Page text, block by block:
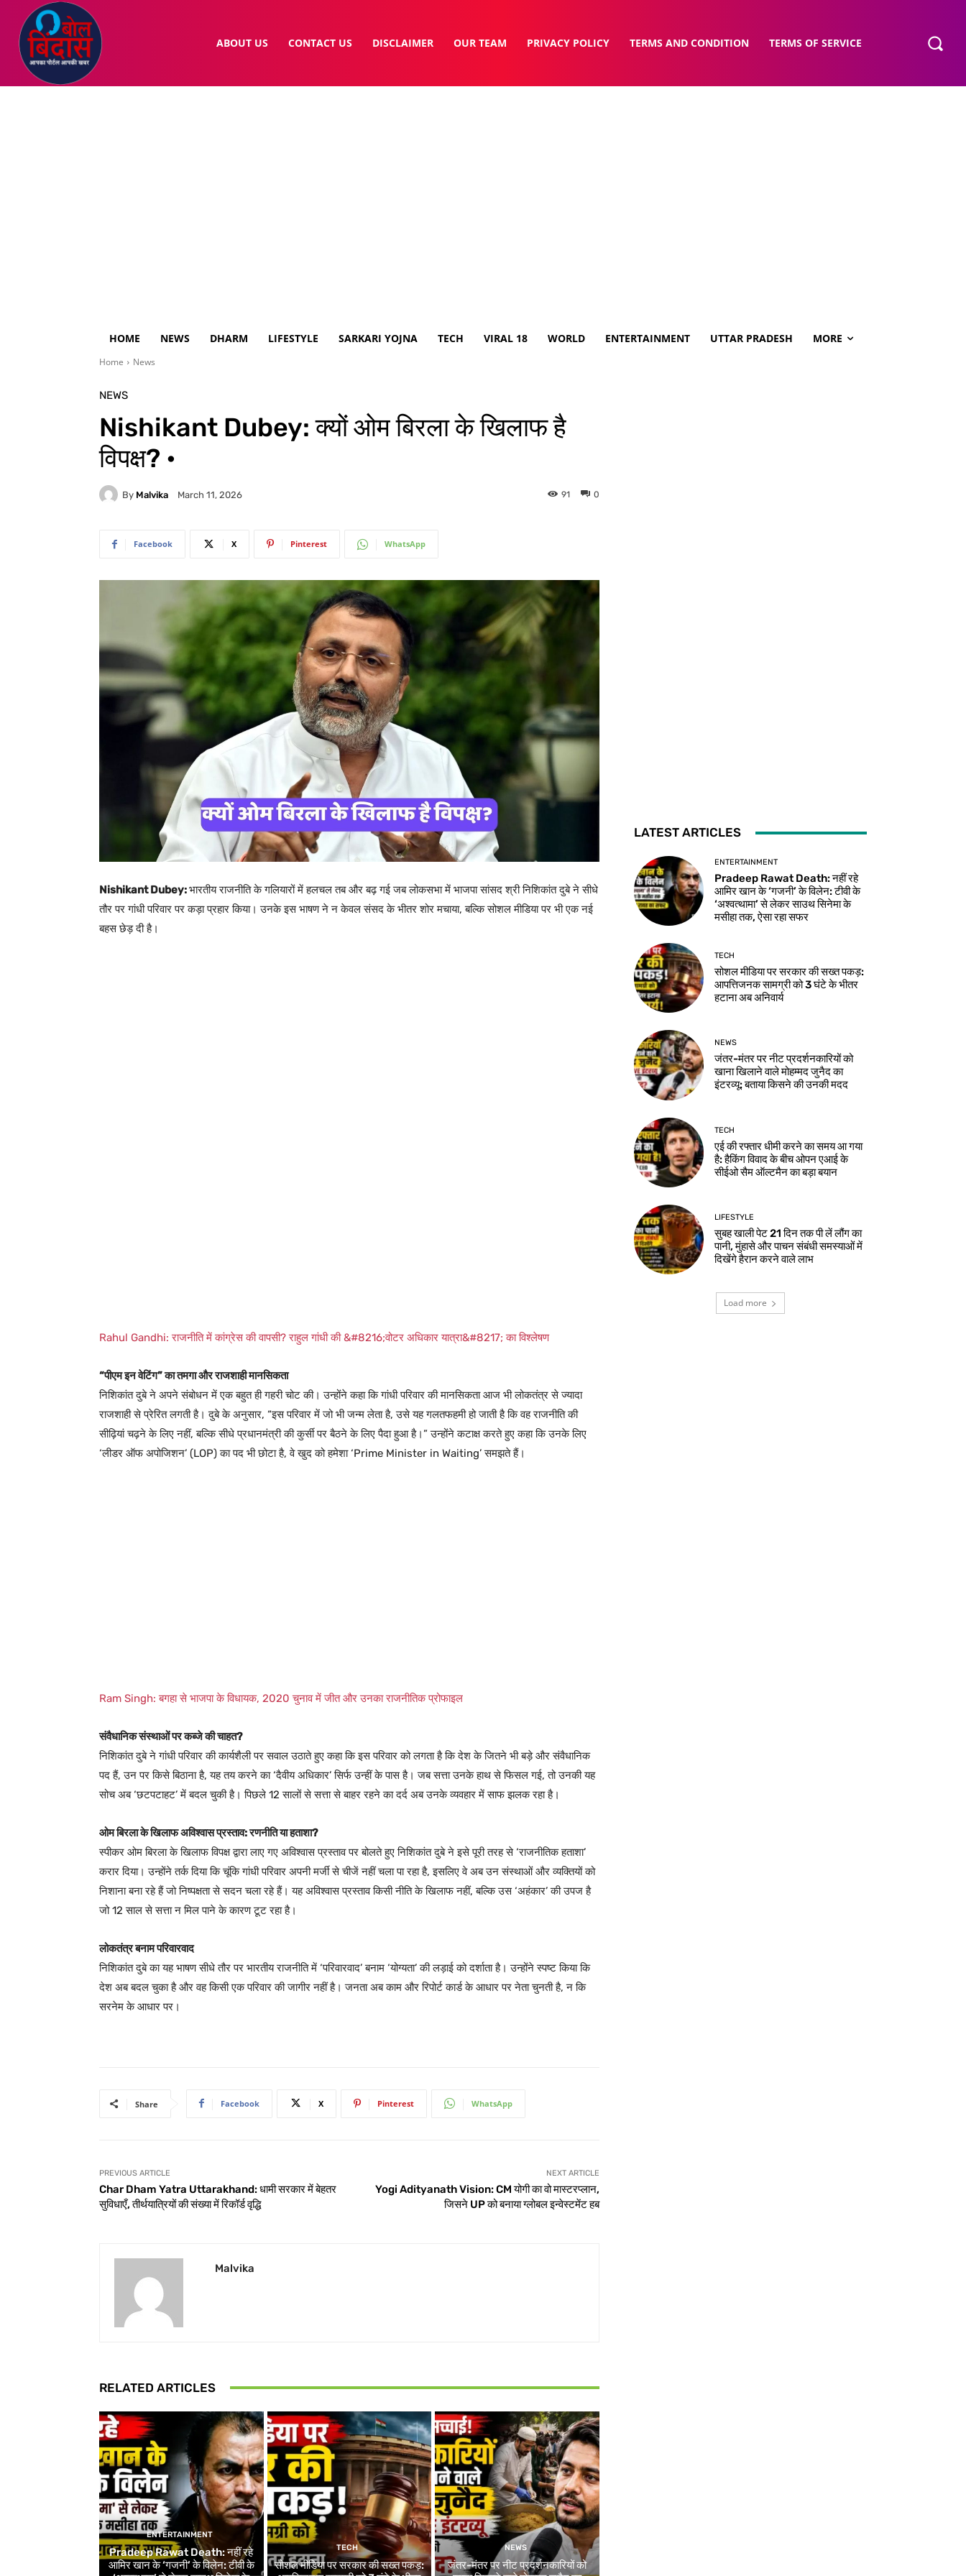
ABOUT US CONTACT US DISCLAIMER OUR TEAM PRIVACY POLICY TERMS AND CONDITION TERMS OF SERVICE
HOME NEWS DHARM LIFESTYLE SARKARI YOJNA TECH VIRAL 18 WORLD ENTERTAINMENT UTTAR PRADESH MORE
Home News
NEWS
Nishikant Dubey: क्यों ओम बिरला के खिलाफ है
विपक्ष? •
By Malvika March 11, 2026 0
91
Facebook X Pinterest WhatsApp
Nishikant Dubey:भारतीय राजनीति के गलियारों में हलचल तब और बढ़ गई जब लोकसभा में भाजपा सांसद श्री निशिकांत दुबे ने सीधे
तौर पर गांधी परिवार पर कड़ा प्रहार किया। उनके इस भाषण ने न केवल संसद के भीतर शोर मचाया, बल्कि सोशल मीडिया पर भी एक नई
बहस छेड़ दी है।
Rahul Gandhi: राजनीति में कांग्रेस की वापसी? राहुल गांधी की &#8216;वोटर अधिकार यात्रा&#8217; का विश्लेषण
“पीएम इन वेटिंग” का तमगा और राजशाही मानसिकता
निशिकांत दुबे ने अपने संबोधन में एक बहुत ही गहरी चोट की। उन्होंने कहा कि गांधी परिवार की मानसिकता आज भी लोकतंत्र से ज्यादा
राजशाही से प्रेरित लगती है। दुबे के अनुसार, “इस परिवार में जो भी जन्म लेता है, उसे यह गलतफहमी हो जाती है कि वह राजनीति की
सीढ़ियां चढ़ने के लिए नहीं, बल्कि सीधे प्रधानमंत्री की कुर्सी पर बैठने के लिए पैदा हुआ है।” उन्होंने कटाक्ष करते हुए कहा कि उनके लिए
‘लीडर ऑफ अपोजिशन’ (LOP) का पद भी छोटा है, वे खुद को हमेशा ‘Prime Minister in Waiting’ समझते हैं।
Ram Singh: बगहा से भाजपा के विधायक, 2020 चुनाव में जीत और उनका राजनीतिक प्रोफाइल
संवैधानिक संस्थाओं पर कब्जे की चाहत?
निशिकांत दुबे ने गांधी परिवार की कार्यशैली पर सवाल उठाते हुए कहा कि इस परिवार को लगता है कि देश के जितने भी बड़े और संवैधानिक
पद हैं, उन पर किसे बिठाना है, यह तय करने का ‘दैवीय अधिकार’ सिर्फ उन्हीं के पास है। जब सत्ता उनके हाथ से फिसल गई, तो उनकी यह
सोच अब ‘छटपटाहट’ में बदल चुकी है। पिछले 12 सालों से सत्ता से बाहर रहने का दर्द अब उनके व्यवहार में साफ झलक रहा है।
ओम बिरला के खिलाफ अविश्वास प्रस्ताव: रणनीति या हताशा?
स्पीकर ओम बिरला के खिलाफ विपक्ष द्वारा लाए गए अविश्वास प्रस्ताव पर बोलते हुए निशिकांत दुबे ने इसे पूरी तरह से ‘राजनीतिक हताशा’
करार दिया। उन्होंने तर्क दिया कि चूंकि गांधी परिवार अपनी मर्जी से चीजें नहीं चला पा रहा है, इसलिए वे अब उन संस्थाओं और व्यक्तियों को
निशाना बना रहे हैं जो निष्पक्षता से सदन चला रहे हैं। यह अविश्वास प्रस्ताव किसी नीति के खिलाफ नहीं, बल्कि उस ‘अहंकार’ की उपज है
जो 12 साल से सत्ता न मिल पाने के कारण टूट रहा है।
लोकतंत्र बनाम परिवारवाद
निशिकांत दुबे का यह भाषण सीधे तौर पर भारतीय राजनीति में ‘परिवारवाद’ बनाम ‘योग्यता’ की लड़ाई को दर्शाता है। उन्होंने स्पष्ट किया कि
देश अब बदल चुका है और वह किसी एक परिवार की जागीर नहीं है। जनता अब काम और रिपोर्ट कार्ड के आधार पर नेता चुनती है, न कि
सरनेम के आधार पर।
Share Facebook X Pinterest WhatsApp
PREVIOUS ARTICLE
Char Dham Yatra Uttarakhand: धामी सरकार में बेहतर
सुविधाएँ, तीर्थयात्रियों की संख्या में रिकॉर्ड वृद्धि
NEXT ARTICLE
Yogi Adityanath Vision: CM योगी का वो मास्टरप्लान,
जिसने UP को बनाया ग्लोबल इन्वेस्टमेंट हब
Malvika
RELATED ARTICLES
ENTERTAINMENT
Pradeep Rawat Death: नहीं रहे
आमिर खान के ‘गजनी’ के विलेन: टीवी के
TECH
सोशल मीडिया पर सरकार की सख्त पकड़:
NEWS
जंतर-मंतर पर नीट प्रदर्शनकारियों को
LATEST ARTICLES
ENTERTAINMENT
Pradeep Rawat Death: नहीं रहे
आमिर खान के ‘गजनी’ के विलेन: टीवी के
‘अश्वत्थामा’ से लेकर साउथ सिनेमा के
मसीहा तक, ऐसा रहा सफर
TECH
सोशल मीडिया पर सरकार की सख्त पकड़:
आपत्तिजनक सामग्री को 3 घंटे के भीतर
हटाना अब अनिवार्य
NEWS
जंतर-मंतर पर नीट प्रदर्शनकारियों को
खाना खिलाने वाले मोहम्मद जुनैद का
इंटरव्यू: बताया किसने की उनकी मदद
TECH
एई की रफ्तार धीमी करने का समय आ गया
है: हैकिंग विवाद के बीच ओपन एआई के
सीईओ सैम ऑल्टमैन का बड़ा बयान
LIFESTYLE
सुबह खाली पेट 21 दिन तक पी लें लौंग का
पानी, मुंहासे और पाचन संबंधी समस्याओं में
दिखेंगे हैरान करने वाले लाभ
Load more